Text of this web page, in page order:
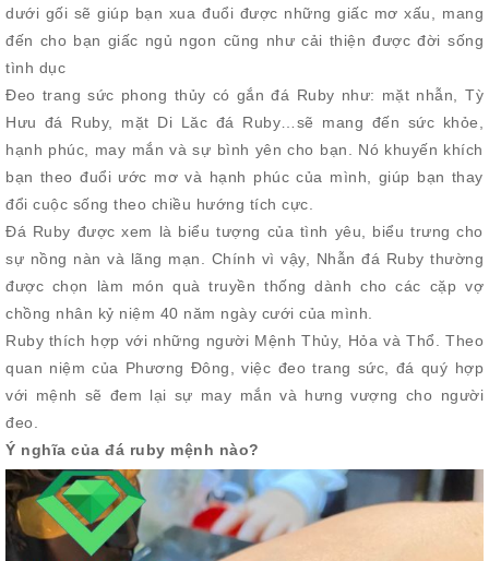
dưới gối sẽ giúp bạn xua đuổi được những giấc mơ xấu, mang
đến cho bạn giấc ngủ ngon cũng như cải thiện được đời sống
tình dục
Đeo trang sức phong thủy có gắn đá Ruby như: mặt nhẫn, Tỳ
Hưu đá Ruby, mặt Di Lăc đá Ruby…sẽ mang đến sức khỏe,
hạnh phúc, may mắn và sự bình yên cho bạn. Nó khuyến khích
bạn theo đuổi ước mơ và hạnh phúc của mình, giúp bạn thay
đổi cuộc sống theo chiều hướng tích cực.
Đá Ruby được xem là biểu tượng của tình yêu, biểu trưng cho
sự nồng nàn và lãng mạn. Chính vì vậy, Nhẫn đá Ruby thường
được chọn làm món quà truyền thống dành cho các cặp vợ
chồng nhân kỷ niệm 40 năm ngày cưới của mình.
Ruby thích hợp với những người Mệnh Thủy, Hỏa và Thổ. Theo
quan niệm của Phương Đông, việc đeo trang sức, đá quý hợp
với mệnh sẽ đem lại sự may mắn và hưng vượng cho người
đeo.
Ý nghĩa của đá ruby mệnh nào?